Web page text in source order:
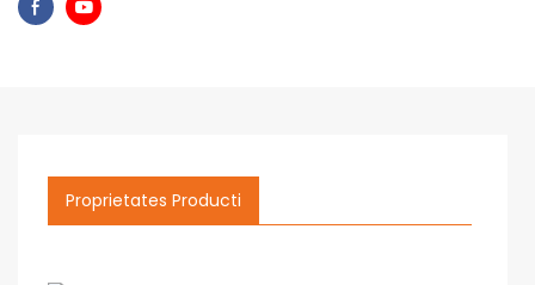
Proprietates Producti